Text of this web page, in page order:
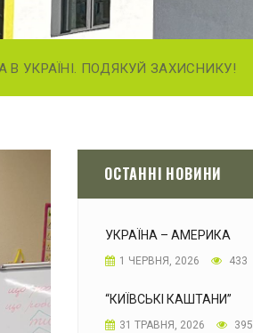
В УКРАЇНІ. ПОДЯКУЙ ЗАХИСНИКУ!
ОСТАННІ НОВИНИ
УКРАЇНА – АМЕРИКА
1 ЧЕРВНЯ, 2026 433
“КИЇВСЬКІ КАШТАНИ”
31 ТРАВНЯ, 2026 395